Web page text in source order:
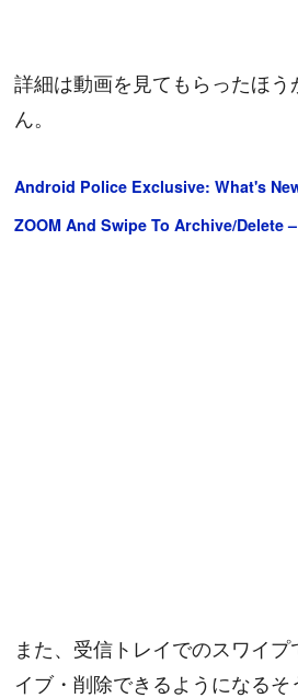
詳細は動画を見てもらったほ
ん。
Android Police Exclusive: What's
ZOOM And Swipe To Archive/Delete
また、受信トレイでのスワイ
イブ・削除できるようになるそ